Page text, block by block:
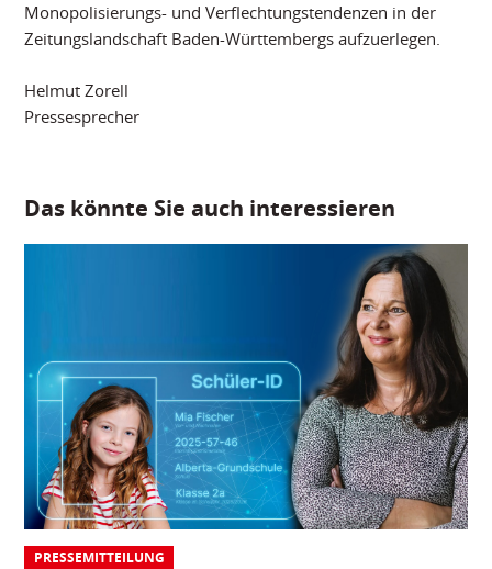
Monopolisierungs- und Verflechtungstendenzen in der
Zeitungslandschaft Baden-Württembergs aufzuerlegen.
Helmut Zorell
Pressesprecher
Das könnte Sie auch interessieren
PRESSEMITTEILUNG